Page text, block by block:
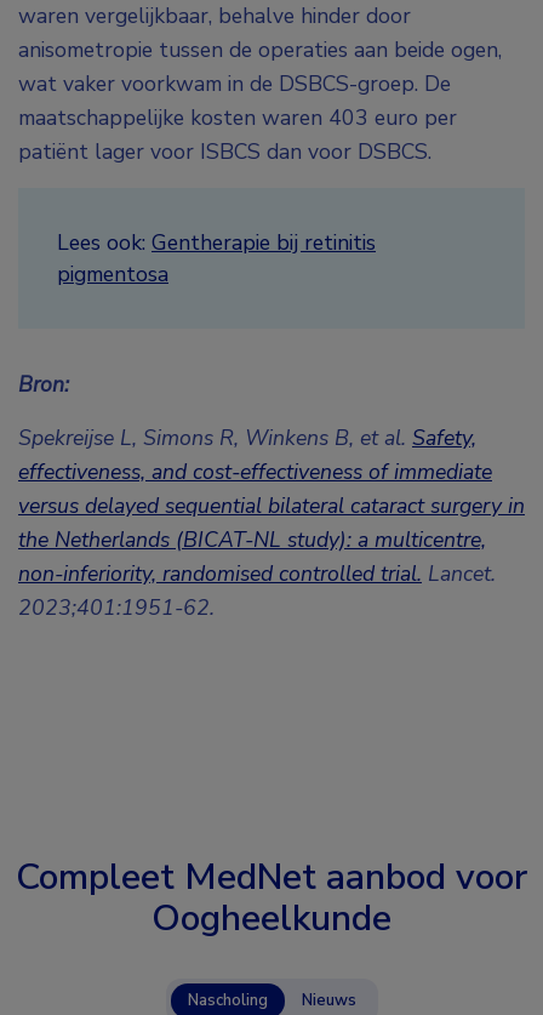
waren vergelijkbaar, behalve hinder door
anisometropie tussen de operaties aan beide ogen,
wat vaker voorkwam in de DSBCS-groep. De
maatschappelijke kosten waren 403 euro per
patiënt lager voor ISBCS dan voor DSBCS.
Lees ook: Gentherapie bij retinitis
pigmentosa
Bron:
Spekreijse L, Simons R, Winkens B, et al. Safety,
effectiveness, and cost-effectiveness of immediate
versus delayed sequential bilateral cataract surgery in
the Netherlands (BICAT-NL study): a multicentre,
non-inferiority, randomised controlled trial. Lancet.
2023;401:1951-62.
Compleet MedNet aanbod voor
Oogheelkunde
Nascholing Nieuws